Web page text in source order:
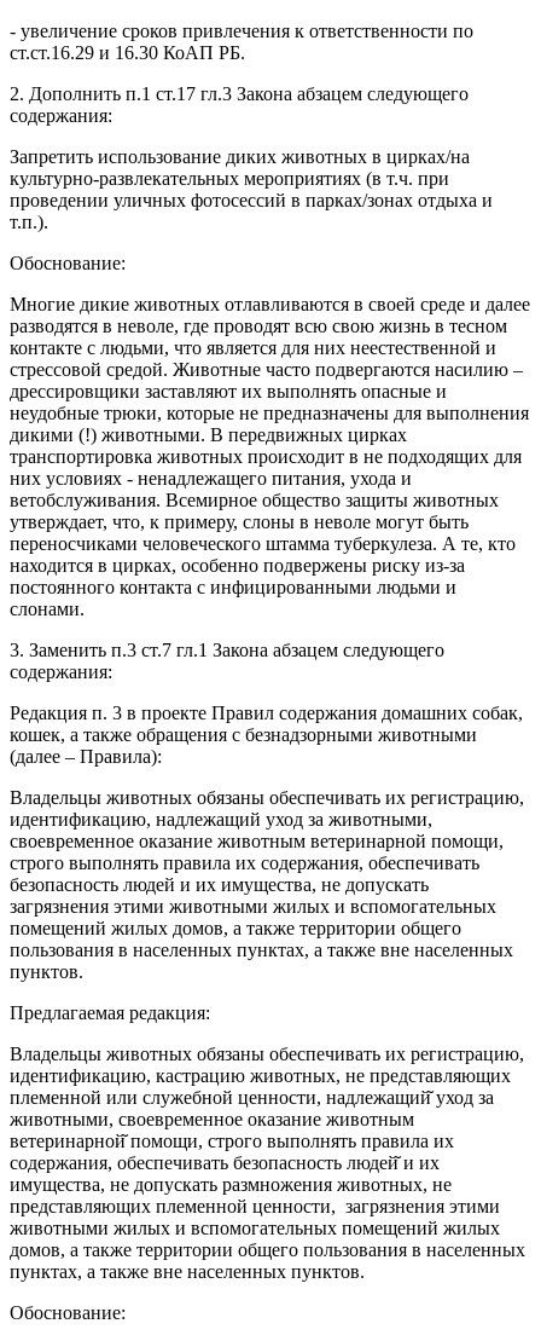
- увеличение сроков привлечения к ответственности по
ст.ст.16.29 и 16.30 КоАП РБ.
2. Дополнить п.1 ст.17 гл.3 Закона абзацем следующего
содержания:
Запретить использование диких животных в цирках/на
культурно-развлекательных мероприятиях (в т.ч. при
проведении уличных фотосессий в парках/зонах отдыха и
т.п.).
Обоснование:
Многие дикие животных отлавливаются в своей среде и далее
разводятся в неволе, где проводят всю свою жизнь в тесном
контакте с людьми, что является для них неестественной и
стрессовой средой. Животные часто подвергаются насилию –
дрессировщики заставляют их выполнять опасные и
неудобные трюки, которые не предназначены для выполнения
дикими (!) животными. В передвижных цирках
транспортировка животных происходит в не подходящих для
них условиях - ненадлежащего питания, ухода и
ветобслуживания. Всемирное общество защиты животных
утверждает, что, к примеру, слоны в неволе могут быть
переносчиками человеческого штамма туберкулеза. А те, кто
находится в цирках, особенно подвержены риску из-за
постоянного контакта с инфицированными людьми и
слонами.
3. Заменить п.3 ст.7 гл.1 Закона абзацем следующего
содержания:
Редакция п. 3 в проекте Правил содержания домашних собак,
кошек, а также обращения с безнадзорными животными
(далее – Правила):
Владельцы животных обязаны обеспечивать их регистрацию,
идентификацию, надлежащий уход за животными,
своевременное оказание животным ветеринарной помощи,
строго выполнять правила их содержания, обеспечивать
безопасность людей и их имущества, не допускать
загрязнения этими животными жилых и вспомогательных
помещений жилых домов, а также территории общего
пользования в населенных пунктах, а также вне населенных
пунктов.
Предлагаемая редакция:
Владельцы животных обязаны обеспечивать их регистрацию,
идентификацию, кастрацию животных, не представляющих
племенной или служебной ценности, надлежащий̆ уход за
животными, своевременное оказание животным
ветеринарной̆ помощи, строго выполнять правила их
содержания, обеспечивать безопасность людей̆ и их
имущества, не допускать размножения животных, не
представляющих племенной ценности, загрязнения этими
животными жилых и вспомогательных помещений жилых
домов, а также территории общего пользования в населенных
пунктах, а также вне населенных пунктов.
Обоснование: